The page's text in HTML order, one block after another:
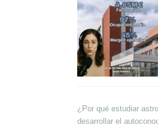
¿Por qué estudiar
desarrollar el